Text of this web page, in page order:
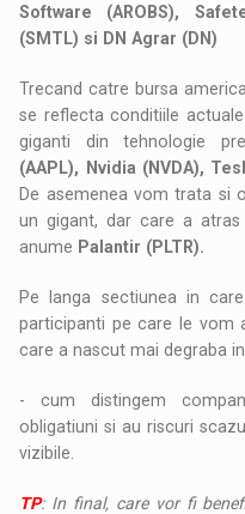
Software (AROBS),
(SMTL) si DN Agrar (DN)
Trecand catre bursa
se reflecta conditiile
giganti din tehnologie
(AAPL), Nvidia (NVDA),
De asemenea vom trata si
un gigant, dar care a
anume Palantir (PLTR).
Pe langa sectiunea in
participanti pe care le vom
care a nascut mai degraba
- cum distingem
obligatiuni si au riscuri
vizibile.
TP: In final, care vor fi